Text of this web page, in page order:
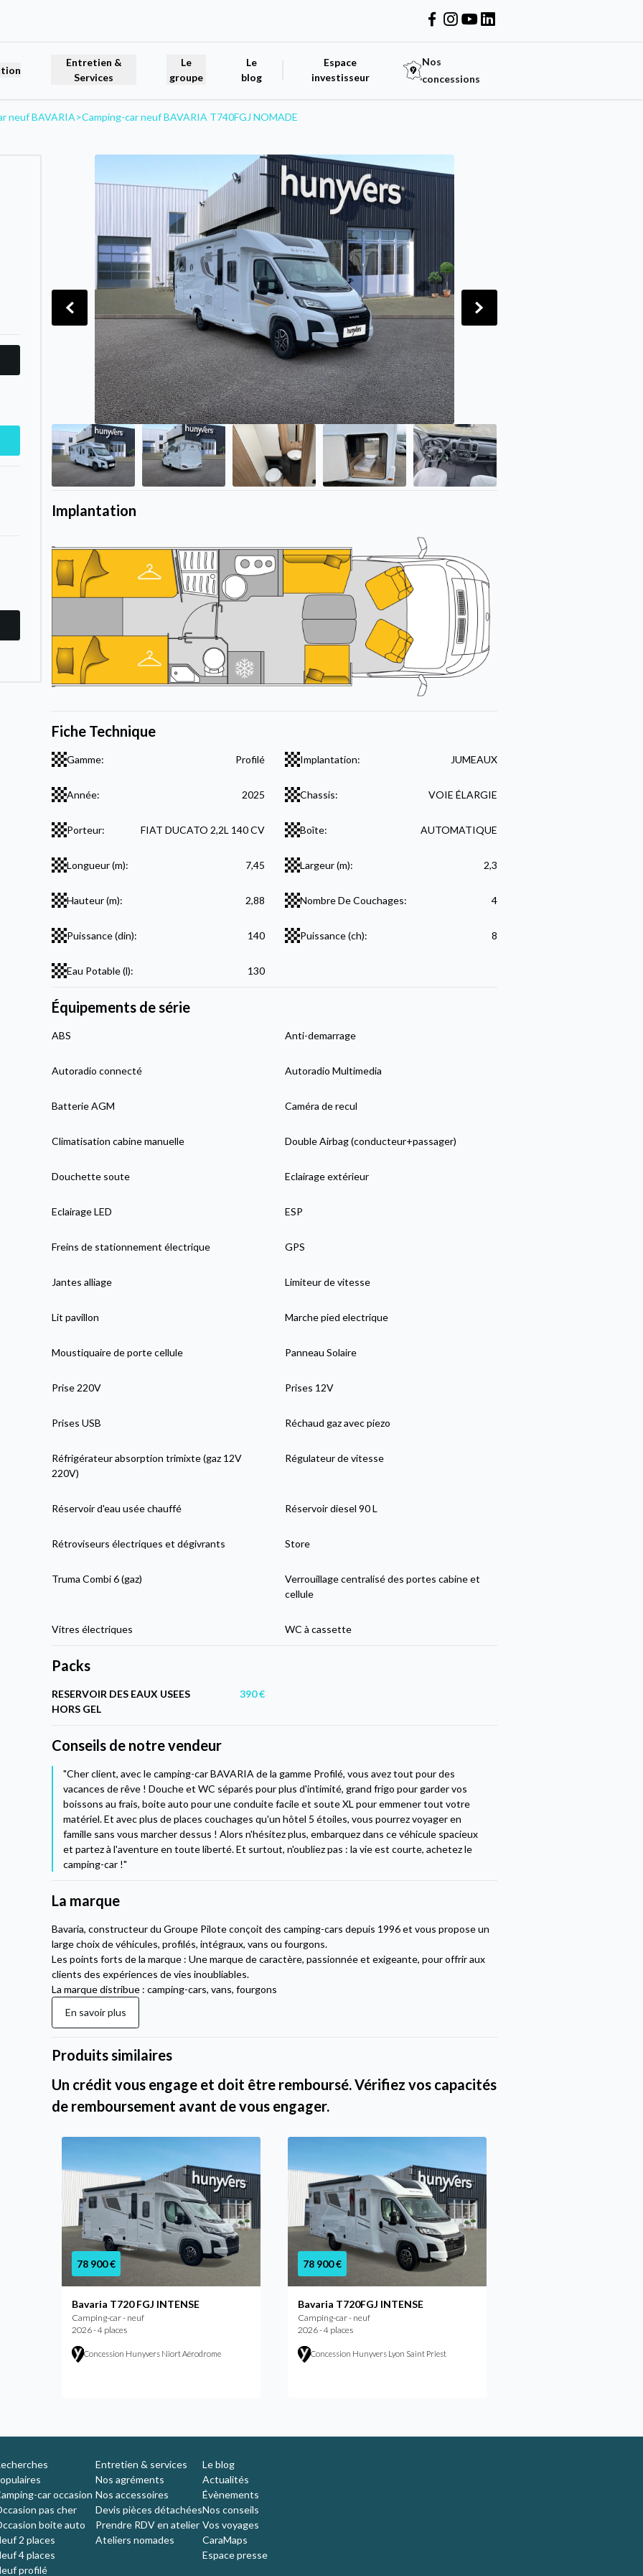
Entretien &
Services
Le
groupe
Le
blog
Espace
investisseur
Nos
concessions
neuf BAVARIA>Camping-car neuf BAVARIA T740FGJ NOMADE
Implantation
Fiche Technique
Gamme: Profilé Implantation: JUMEAUX
Année: 2025 Chassis: VOIE ÉLARGIE
Porteur: FIAT DUCATO 2,2L 140 CV Boîte: AUTOMATIQUE
Longueur (m): 7,45 Largeur (m): 2,3
Hauteur (m): 2,88 Nombre De Couchages: 4
Puissance (din): 140 Puissance (ch): 8
Eau Potable (l): 130
Équipements de série
ABS Anti-demarrage
Autoradio connecté Autoradio Multimedia
Batterie AGM Caméra de recul
Climatisation cabine manuelle Double Airbag (conducteur+passager)
Douchette soute Eclairage extérieur
Eclairage LED ESP
Freins de stationnement électrique GPS
Jantes alliage Limiteur de vitesse
Lit pavillon Marche pied electrique
Moustiquaire de porte cellule Panneau Solaire
Prise 220V Prises 12V
Prises USB Réchaud gaz avec piezo
Réfrigérateur absorption trimixte (gaz 12V
220V)
Régulateur de vitesse
Réservoir d'eau usée chauffé Réservoir diesel 90 L
Rétroviseurs électriques et dégivrants Store
Truma Combi 6 (gaz)
Verrouillage centralisé des portes cabine et
cellule
Vitres électriques WC à cassette
Packs
RESERVOIR DES EAUX USEES
HORS GEL
390 €
Conseils de notre vendeur
"Cher client, avec le camping-car BAVARIA de la gamme Profilé, vous avez tout pour des
vacances de rêve ! Douche et WC séparés pour plus d'intimité, grand frigo pour garder vos
boissons au frais, boite auto pour une conduite facile et soute XL pour emmener tout votre
matériel. Et avec plus de places couchages qu'un hôtel 5 étoiles, vous pourrez voyager en
famille sans vous marcher dessus ! Alors n'hésitez plus, embarquez dans ce véhicule spacieux
et partez à l'aventure en toute liberté. Et surtout, n'oubliez pas : la vie est courte, achetez le
camping-car !"
La marque
Bavaria, constructeur du Groupe Pilote conçoit des camping-cars depuis 1996 et vous propose un
large choix de véhicules, profilés, intégraux, vans ou fourgons.
Les points forts de la marque : Une marque de caractère, passionnée et exigeante, pour offrir aux
clients des expériences de vies inoubliables.
La marque distribue : camping-cars, vans, fourgons
En savoir plus
Produits similaires
Un crédit vous engage et doit être remboursé. Vérifiez vos capacités
de remboursement avant de vous engager.
78 900 €
Bavaria T720 FGJ INTENSE
Camping-car - neuf
2026 - 4 places
Concession Hunyvers Niort Aérodrome
78 900 €
Bavaria T720FGJ INTENSE
Camping-car - neuf
2026 - 4 places
Concession Hunyvers Lyon Saint Priest
car occasion
pas cher
boite auto
2 places
4 places
profilé
Entretien & services
Nos agréments
Nos accessoires
Devis pièces détachées
Prendre RDV en atelier
Ateliers nomades
Le blog
Actualités
Évènements
Nos conseils
Vos voyages
CaraMaps
Espace presse